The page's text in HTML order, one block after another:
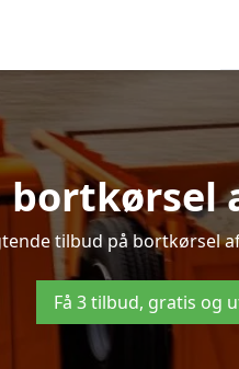
bortkørsel
tilbud på bortkørsel
Få 3 tilbud, gratis og